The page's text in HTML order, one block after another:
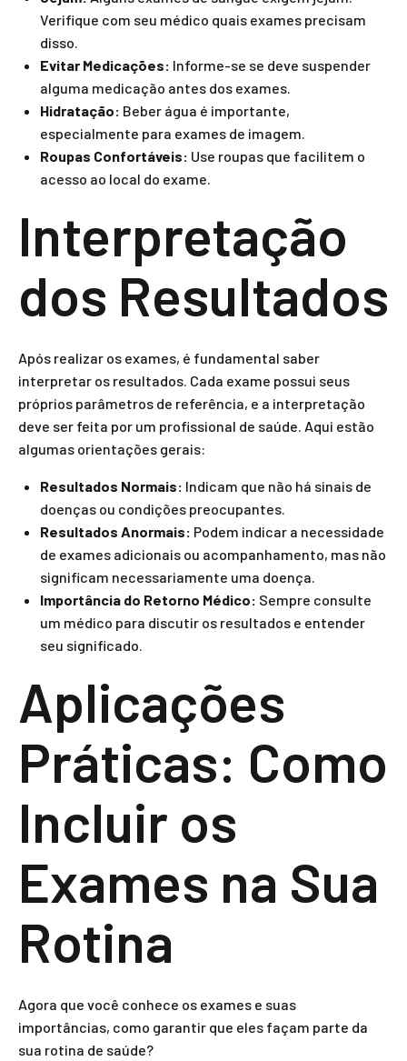
Verifique com seu médico quais exames precisam
disso.
Evitar Medicações: Informe-se se deve suspender
alguma medicação antes dos exames.
Hidratação: Beber água é importante,
especialmente para exames de imagem.
Roupas Confortáveis: Use roupas que facilitem o
acesso ao local do exame.
Interpretação
dos Resultados
Após realizar os exames, é fundamental saber
interpretar os resultados. Cada exame possui seus
próprios parâmetros de referência, e a interpretação
deve ser feita por um profissional de saúde. Aqui estão
algumas orientações gerais:
Resultados Normais: Indicam que não há sinais de
doenças ou condições preocupantes.
Resultados Anormais: Podem indicar a necessidade
de exames adicionais ou acompanhamento, mas não
significam necessariamente uma doença.
Importância do Retorno Médico: Sempre consulte
um médico para discutir os resultados e entender
seu significado.
Aplicações
Práticas: Como
Incluir os
Exames na Sua
Rotina
Agora que você conhece os exames e suas
importâncias, como garantir que eles façam parte da
sua rotina de saúde?